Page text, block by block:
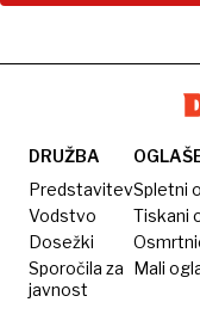
DRUŽBA
Predstavitev
Vodstvo
Dosežki
Sporočila za
javnost
Spletni
Tiskani
Mali